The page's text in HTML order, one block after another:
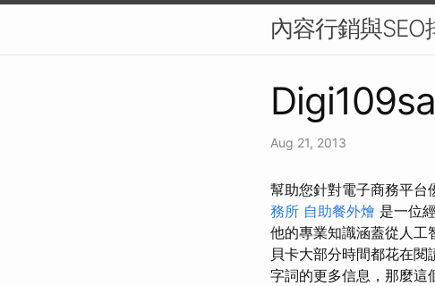
內容行銷與
Aug 21, 2013
幫助您針對電子商務平
務所 自助餐外燴 是一位
他的專業知識涵蓋從人工
貝卡大部分時間都花在閱
字詞的更多信息，那麼這